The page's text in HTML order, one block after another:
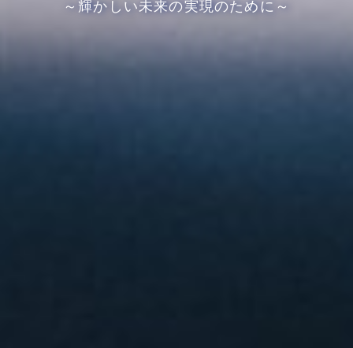
～輝かしい未来の実現のために～